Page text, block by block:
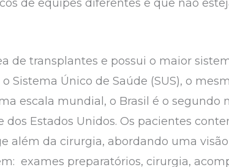
de equipes diferentes e que não
de transplantes e possui o maior
Sistema Único de Saúde (SUS), o
escala mundial, o Brasil é o segundo
Estados Unidos. Os pacientes
além da cirurgia, abordando uma
exames preparatórios, cirurgia,